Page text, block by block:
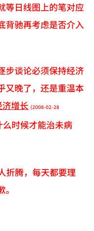
等日线图上的笔对应
背驰再考虑是否介入
步谈论必须保持经济
又晚了，还是重温本
增长 (2008-02-28
时候才能治未病
折腾，每天都要理